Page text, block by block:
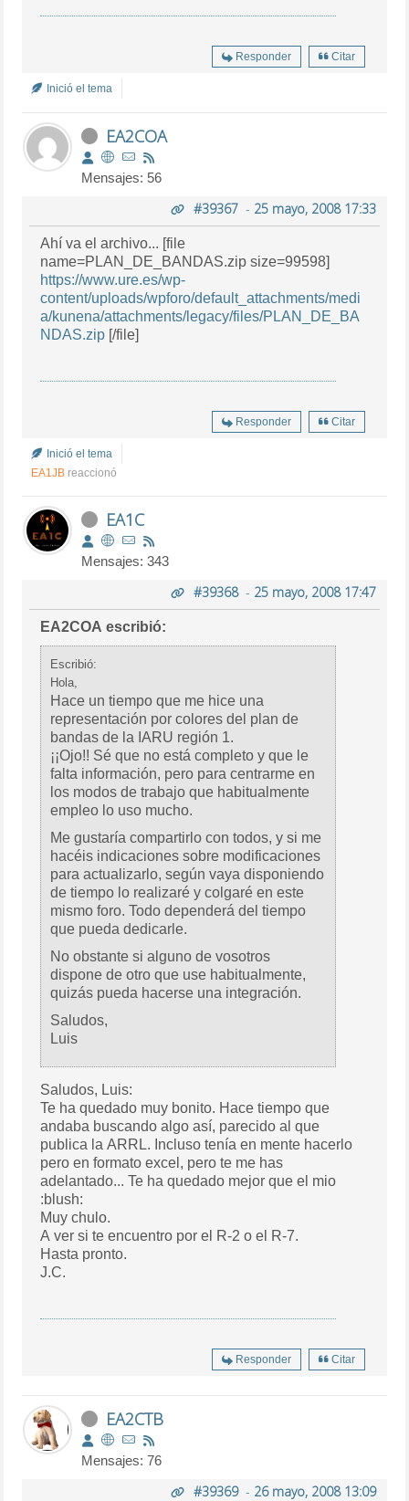
Responder Citar
Inició el tema
EA2COA
Mensajes: 56
#39367- 25 mayo, 2008 17:33
Ahí va el archivo... [file
name=PLAN_DE_BANDAS.zip size=99598]
https://www.ure.es/wp-
content/uploads/wpforo/default_attachments/medi
a/kunena/attachments/legacy/files/PLAN_DE_BA
NDAS.zip [/file]
Responder Citar
Inició el tema
EA1JB reaccionó
EA1C
Mensajes: 343
#39368- 25 mayo, 2008 17:47
EA2COA escribió:
Escribió:
Hola,
Hace un tiempo que me hice una
representación por colores del plan de
bandas de la IARU región 1.
¡¡Ojo!! Sé que no está completo y que le
falta información, pero para centrarme en
los modos de trabajo que habitualmente
empleo lo uso mucho.
Me gustaría compartirlo con todos, y si me
hacéis indicaciones sobre modificaciones
para actualizarlo, según vaya disponiendo
de tiempo lo realizaré y colgaré en este
mismo foro. Todo dependerá del tiempo
que pueda dedicarle.
No obstante si alguno de vosotros
dispone de otro que use habitualmente,
quizás pueda hacerse una integración.
Saludos,
Luis
Saludos, Luis:
Te ha quedado muy bonito. Hace tiempo que
andaba buscando algo así, parecido al que
publica la ARRL. Incluso tenía en mente hacerlo
pero en formato excel, pero te me has
adelantado... Te ha quedado mejor que el mio
:blush:
Muy chulo.
A ver si te encuentro por el R-2 o el R-7.
Hasta pronto.
J.C.
Responder Citar
EA2CTB
Mensajes: 76
#39369- 26 mayo, 2008 13:09